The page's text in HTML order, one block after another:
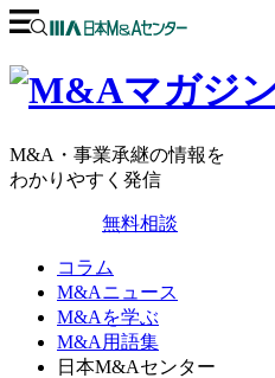
M&A・事業承継の情報を
わかりやすく発信
無料相談
コラム
M&Aニュース
M&Aを学ぶ
M&A用語集
日本M&Aセンター